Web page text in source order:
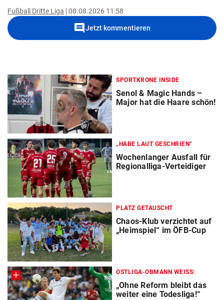
Fußball Dritte Liga 08.08.2026 11:58
commentJetzt kommentieren
SPORTKRONE INSIDE
Senol & Magic Hands –
Major hat die Haare schön!
„HABE LAUT GESCHRIEN“
Wochenlanger Ausfall für
Regionalliga-Verteidiger
PLATZ GETAUSCHT
Chaos-Klub verzichtet auf
„Heimspiel“ im ÖFB-Cup
OSTLIGA-OBMANN WEISS:
„Ohne Reform bleibt das
weiter eine Todesliga!“